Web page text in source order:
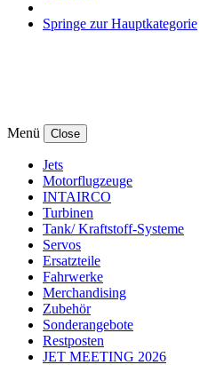
Springe zur Hauptkategorie
Menü Close
Jets
Motorflugzeuge
INTAIRCO
Turbinen
Tank/ Kraftstoff-Systeme
Servos
Ersatzteile
Fahrwerke
Merchandising
Zubehör
Sonderangebote
Restposten
JET MEETING 2026